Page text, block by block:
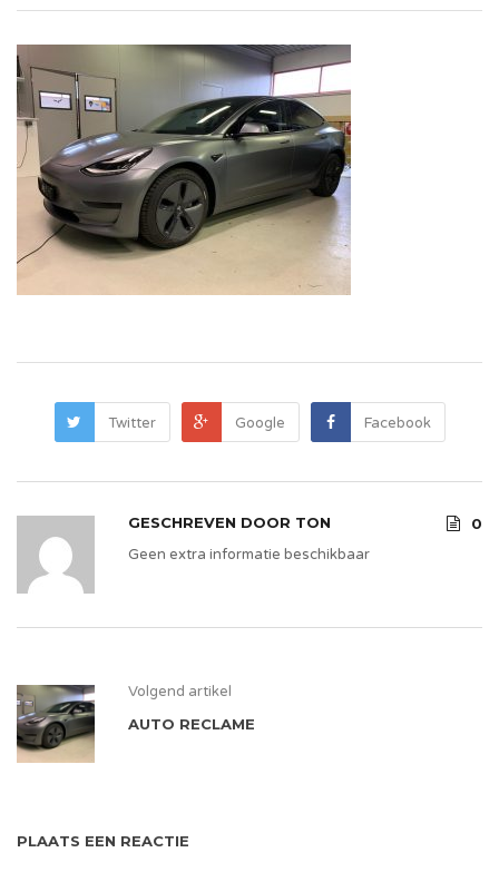
Twitter Google Facebook
GESCHREVEN DOOR TON
0
Geen extra informatie beschikbaar
Volgend artikel
AUTO RECLAME
PLAATS EEN REACTIE